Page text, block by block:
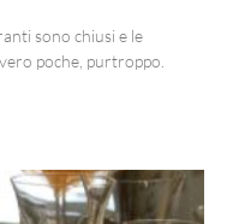
sono chiusi e le
poche, purtroppo.